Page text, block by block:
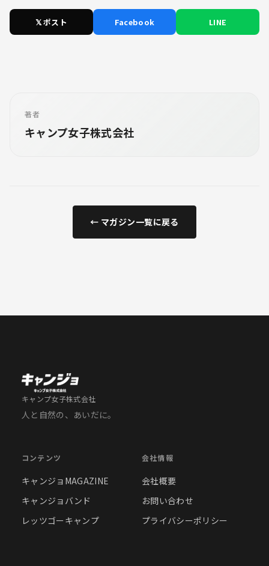
𝕏 ポスト Facebook LINE
著者
キャンプ女子株式会社
← マガジン一覧に戻る
キャンプ女子株式会社
人と自然の、あいだに。
コンテンツ
キャンジョMAGAZINE
キャンジョバンド
レッツゴーキャンプ
会社情報
会社概要
お問い合わせ
プライバシーポリシー